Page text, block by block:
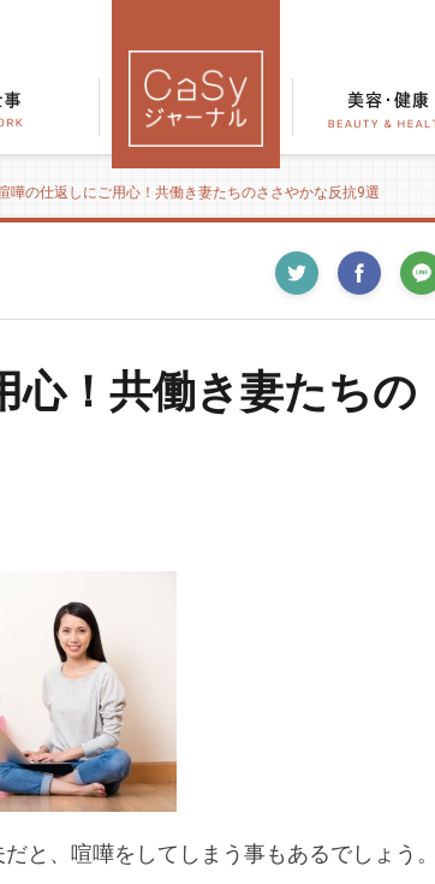
嘩の仕返しにご用心！共働き妻たちのささやかな反抗9選
心！共働き妻たちの
と、喧嘩をしてしまう事もあるでしょう。